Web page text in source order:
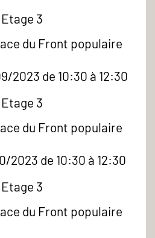
3
du Front populaire
2023 de 10:30 à 12:30
3
du Front populaire
2023 de 10:30 à 12:30
3
du Front populaire